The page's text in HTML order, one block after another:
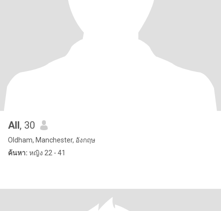
All, 30
Oldham, Manchester, อังกฤษ
ค้นหา: หญิง 22 - 41